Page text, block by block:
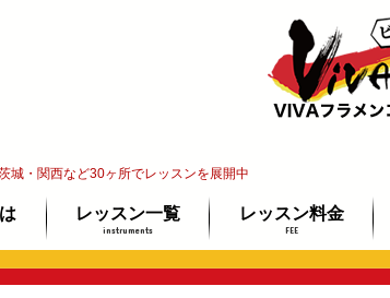
城・関西など30ヶ所でレッスンを展開中
な〜に？
レッスン一覧
instruments
オンラインレッスン
ギター教室
ウクレレ教室
体験レッスン
レッスン料金
FEE
講師紹介
レッスン場所ご案内